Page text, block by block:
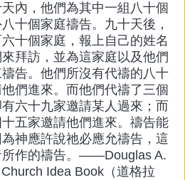
內，他們為其中一組八十個
十個家庭禱告。九十天後，
十個家庭，報上自己的姓名
拜訪，並為這家庭以及他們
告。他們所沒有代禱的八十
們進來。而他們代禱了三個
六十九家邀請某人過來；而
五家邀請他們進來。禱告能
神應許說祂必應允禱告，這
所作的禱告。――Douglas A.
Idea Book（道格拉